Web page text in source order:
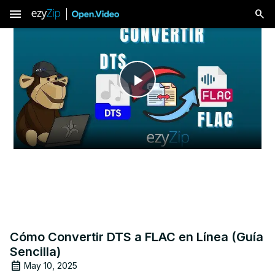
menu
Play
Video
Cómo Convertir DTS a FLAC en Línea (Guía
Sencilla)
May 10, 2025